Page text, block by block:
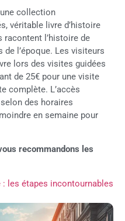
collection
véritable livre d’histoire
racontent l’histoire de
l’époque. Les visiteurs
lors des visites guidées
de 25€ pour une visite
complète. L’accès
des horaires
en semaine pour
recommandons les
les étapes incontournables